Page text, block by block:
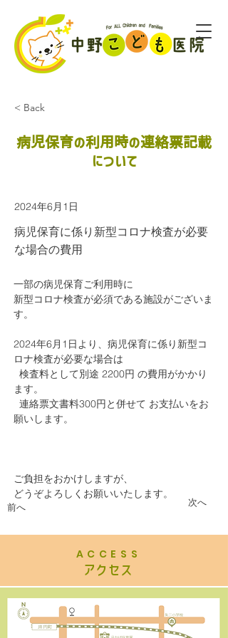
< Back
病児保育の利用時の連絡票記載
について
2024年6月1日
病児保育に係り新型コロナ検査が必要
な場合の費用
前へ 次へ
一部の病児保育ご利用時に
新型コロナ検査が必須である施設がございま
す。
2024年6月1日より、病児保育に係り新型コ
ロナ検査が必要な場合は
ます。
願いします。
ご負担をおかけしますが、
どうぞよろしくお願いいたします。
ACCESS
​アクセス